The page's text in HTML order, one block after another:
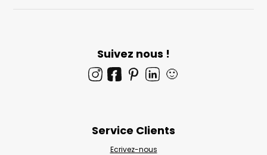
Suivez nous !
🙂
Service Clients
Ecrivez-nous